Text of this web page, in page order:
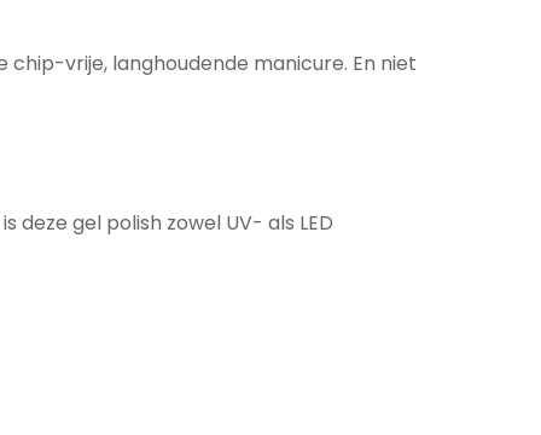
vrije, langhoudende manicure. En niet
deze gel polish zowel UV- als LED